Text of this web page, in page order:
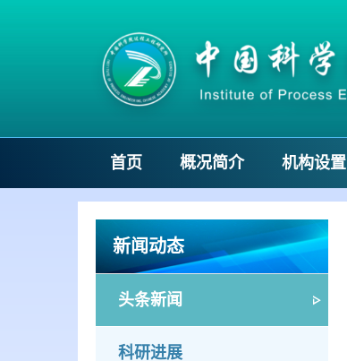
首页 概况简介 机构设置
新闻动态
头条新闻
科研进展